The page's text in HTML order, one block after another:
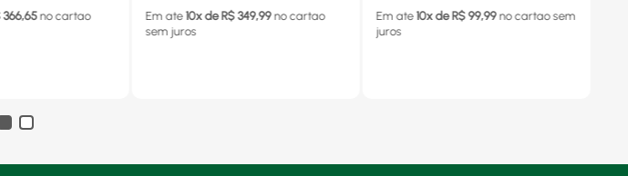
366,65 no cartao
Em ate 10x de R$ 349,99 no cartao
sem juros
Em ate 10x de R$ 99,99 no cartaosem
juros